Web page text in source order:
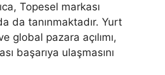
Topesel markası
da tanınmaktadır. Yurt
global pazara açılımı,
başarıya ulaşmasını